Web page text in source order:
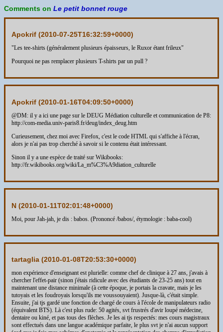
Comments on Le petit bonnet rouge
Apokrif (2010-07-25T16:32:59+0000)
"Les tee-shirts (généralement plusieurs épaisseurs, le Ruxor étant frileux"
Pourquoi ne pas remplacer plusieurs T-shirts par un pull ?
Apokrif (2010-01-16T04:09:50+0000)
@DM: il y a ici une page sur le DEUG Médiation culturelle et communication de P8:
http://com-media.univ-paris8.fr/deug/index_deug.htm
Curieusement, chez moi avec Firefox, c'est le code HTML qui s'affiche à l'écran,
alors je n'ai pas trop cherché à savoir si le contenu était intéressant.
Sinon il y a une espèce de traité sur Wikibooks:
http://fr.wikibooks.org/wiki/La_m%C3%A9diation_culturelle
N (2010-01-11T02:01:48+0000)
Moi, pour Jah-jah, je dis : babos. (Prononcé /babos/, étymologie : baba-cool)
tartaglia (2010-01-08T20:53:30+0000)
mon expérience d'enseignant est plurielle: comme chef de clinique à 27 ans, j'avais à
chercher l'effet-pair (sinon j'étais ridicule avec des étudiants de 23-25 ans) tout en
maintenant une distance minimale (à cette époque, je portais la cravate, mais je les
tutoyais et les foudroyais lorsqu'ils me voussouyaient). Jusque-là, c'était simple.
Ensuite, j'ai tjs gardé une fonction de chargé de cours à l'école de manipulateurs radio
(équivalent BTS). Là c'est plus rude: 50 agités, svt frustrés d'avir loupé médecine,
dentaire ou kiné, et pas tous des flèches. Je les ai tjs respectés: mes cours magistraux
sont effectués dans une langue académique parfaite, le plus svt je n'ai aucun support